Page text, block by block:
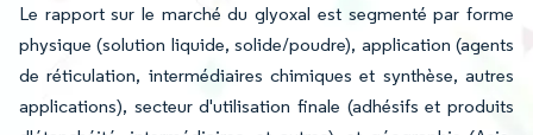
Le rapport sur le marché du glyoxal est segmenté par forme
physique (solution liquide, solide/poudre), application (agents
de réticulation, intermédiaires chimiques et synthèse, autres
applications), secteur d'utilisation finale (adhésifs et produits